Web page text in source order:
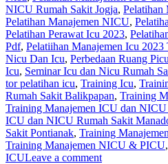
NICU Rumah Sakit Jogja,
Pelatihan Manajemen NICU,
Pelatihan Perawat Icu 2023,
Pdf, Pelatiihan Manajemen Icu 2023
Nicu Dan Icu, Perbedaan Ruang
Icu, Seminar Icu dan Nicu Rumah
tor pelatihan icu, Training Icu,
Rumah Sakit Balikpapan, Training
Training Manajemen ICU dan
ICU dan NICU Rumah Sakit
Sakit Pontianak, Training
Training Manajemen NICU & PICU,
ICULeave a comment